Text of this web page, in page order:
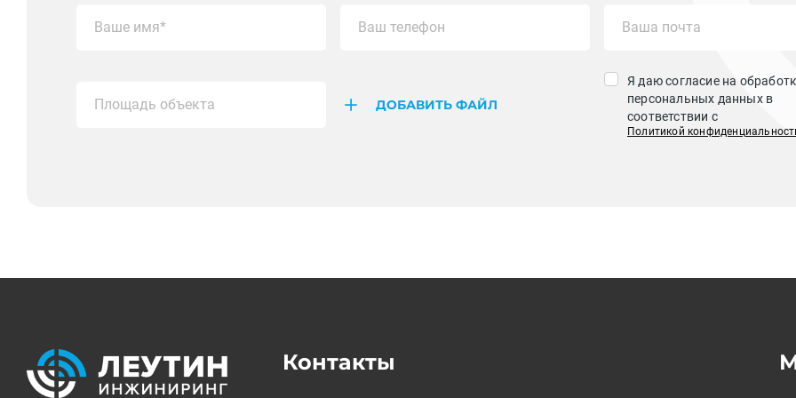
ДОБАВИТЬ ФАЙЛ
Я даю согласие на
персональных данных в
соответствии с
Политикой
Контакты